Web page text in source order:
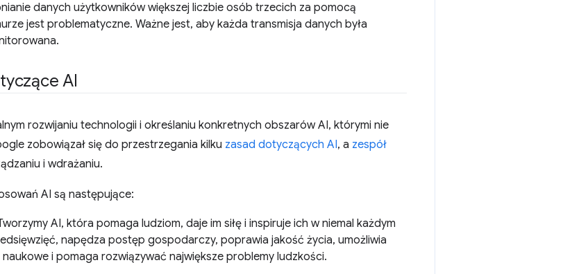
danych użytkowników większej liczbie osób trzecich za pomocą
jest problematyczne. Ważne jest, aby każda transmisja danych była
AI
rozwijaniu technologii i określaniu konkretnych obszarów AI, którymi nie
zobowiązał się do przestrzegania kilku zasad dotyczących AI, a zespół
i wdrażaniu.
AI są następujące:
AI, która pomaga ludziom, daje im siłę i inspiruje ich w niemal każdym
napędza postęp gospodarczy, poprawia jakość życia, umożliwia
i pomaga rozwiązywać największe problemy ludzkości.